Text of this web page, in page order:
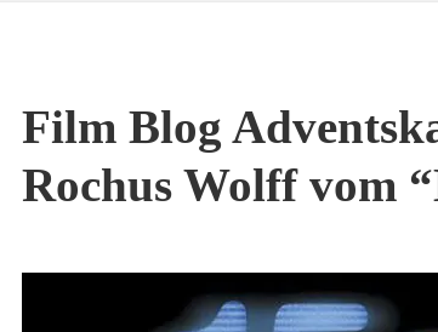
Film Blog
Rochus Wolff vom